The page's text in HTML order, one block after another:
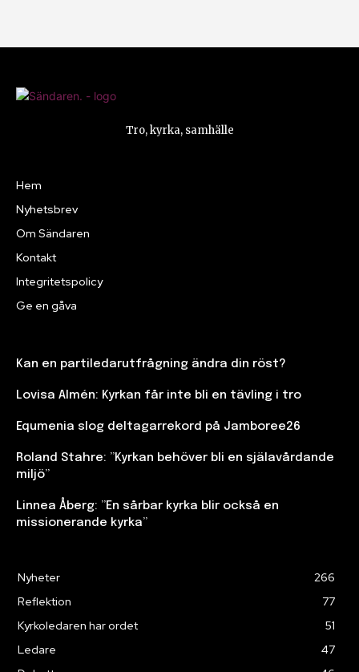
Tro, kyrka, samhälle
Hem
Nyhetsbrev
Om Sändaren
Kontakt
Integritetspolicy
Ge en gåva
Kan en partiledarutfrågning ändra din röst?
Lovisa Almén: Kyrkan får inte bli en tävling i tro
Equmenia slog deltagarrekord på Jamboree26
Roland Stahre: ”Kyrkan behöver bli en själavårdande
miljö”
Linnea Åberg: ”En sårbar kyrka blir också en
missionerande kyrka”
Nyheter
266
Reflektion
77
Kyrkoledaren har ordet
51
Ledare
47